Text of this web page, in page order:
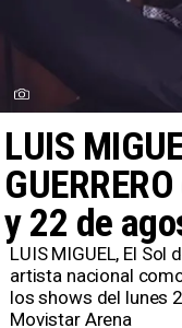
LUIS
y 22 de
LUIS MIGUEL, El
artista nacional
los shows del lunes
Movistar Arena